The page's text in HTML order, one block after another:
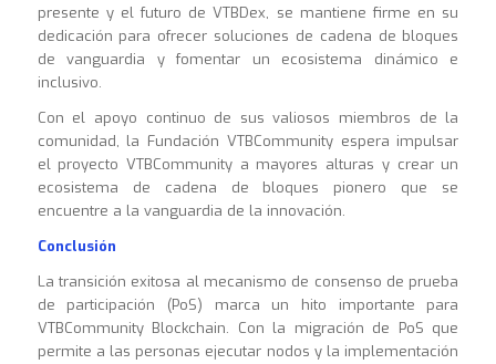
presente y el futuro de VTBDex, se mantiene firme en su
dedicación para ofrecer soluciones de cadena de bloques
de vanguardia y fomentar un ecosistema dinámico e
inclusivo.
Con el apoyo continuo de sus valiosos miembros de la
comunidad, la Fundación VTBCommunity espera impulsar
el proyecto VTBCommunity a mayores alturas y crear un
ecosistema de cadena de bloques pionero que se
encuentre a la vanguardia de la innovación.
Conclusión
La transición exitosa al mecanismo de consenso de prueba
de participación (PoS) marca un hito importante para
VTBCommunity Blockchain. Con la migración de PoS que
permite a las personas ejecutar nodos y la implementación